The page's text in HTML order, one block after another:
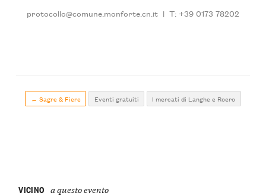
protocollo@comune.monforte.cn.it | T: +39 0173 78202
← Sagre & Fiere Eventi gratuiti I mercati di Langhe e Roero
VICINO a questo evento